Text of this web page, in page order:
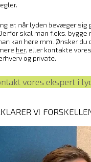
er, når lyden bevæger
skal man f.eks.
kan høre mm. Ønsker du
her, eller kontakte
og private.
vores ekspert i
VI